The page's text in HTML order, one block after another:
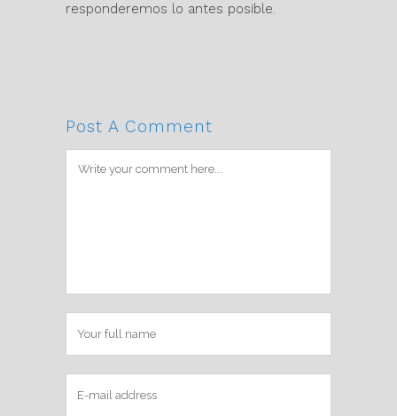
responderemos lo antes posible.
Post A Comment